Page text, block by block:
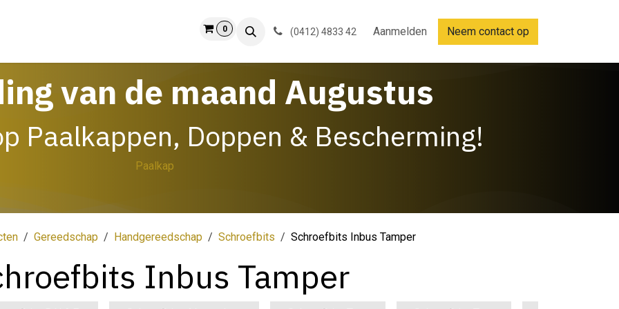
0 (0412) 4833 42 Aanmelden Neem contact op
van de maand Augustus
Paalkappen, Doppen & Bescherming!
Paalkap
Gereedschap Handgereedschap Schroefbits Schroefbits Inbus Tamper
Inbus Tamper